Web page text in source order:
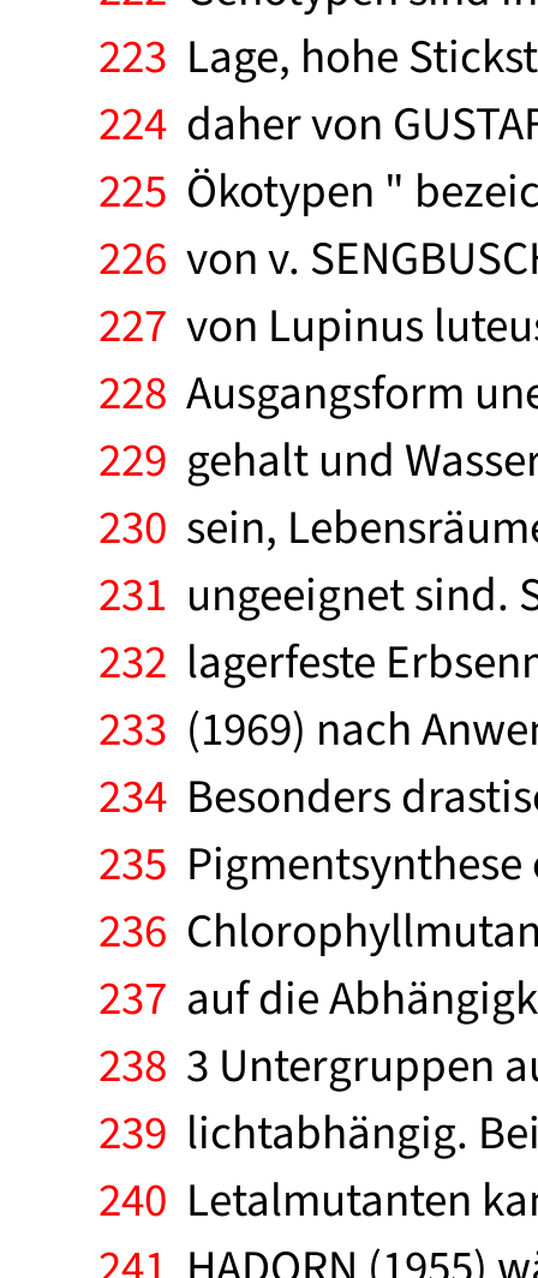
223 Lage, hohe
224 daher von
225 Ökotypen "
226 von v.
227 von Lupinus
228 Ausgangsform
229 gehalt und
230 sein,
231 ungeeignet sind.
232 lagerfeste
233 (1969) nach
234 Besonders
235
236
237 auf die
238 3 Untergruppen
239 lichtabhängig.
240 Letalmutanten